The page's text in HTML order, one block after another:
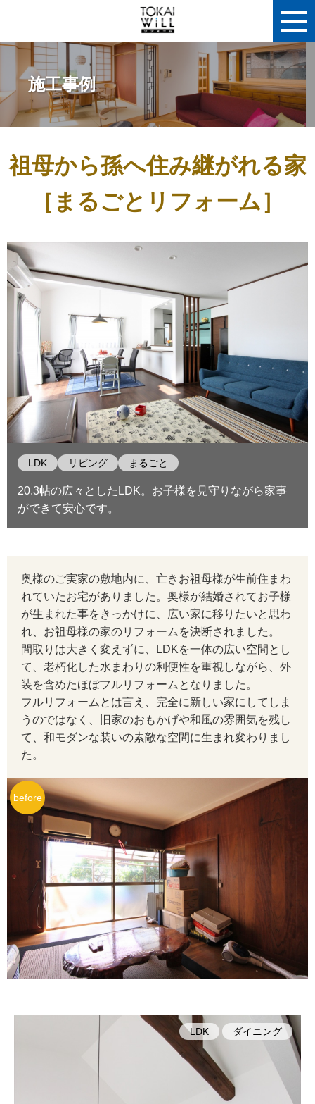
施工事例
祖母から孫へ住み継がれる家
［まるごとリフォーム］
LDK リビング まるごと
20.3帖の広々としたLDK。お子様を見守りながら家事
ができて安心です。
奥様のご実家の敷地内に、亡きお祖母様が生前住まわ
れていたお宅がありました。奥様が結婚されてお子様
が生まれた事をきっかけに、広い家に移りたいと思わ
れ、お祖母様の家のリフォームを決断されました。
間取りは大きく変えずに、LDKを一体の広い空間とし
て、老朽化した水まわりの利便性を重視しながら、外
装を含めたほぼフルリフォームとなりました。
フルリフォームとは言え、完全に新しい家にしてしま
うのではなく、旧家のおもかげや和風の雰囲気を残し
て、和モダンな装いの素敵な空間に生まれ変わりまし
た。
LDK ダイニング